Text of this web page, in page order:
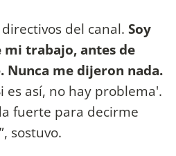
del canal. Soy
trabajo, antes de
Nunca me dijeron nada.
es así, no hay problema'.
fuerte para decirme
sostuvo.